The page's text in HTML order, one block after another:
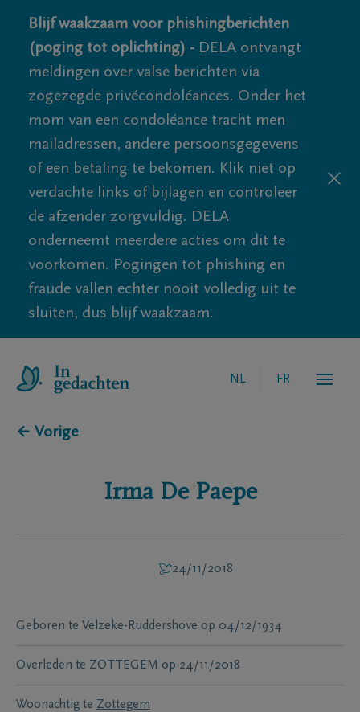
Blijf waakzaam voor phishingberichten
(poging tot oplichting) - DELA ontvangt
meldingen over valse berichten via
zogezegde privécondoléances. Onder het
mom van een condoléance tracht men
mailadressen, andere persoonsgegevens
of een betaling te bekomen. Klik niet op
verdachte links of bijlagen en controleer
de afzender zorgvuldig. DELA
onderneemt meerdere acties om dit te
voorkomen. Pogingen tot phishing en
fraude vallen echter nooit volledig uit te
sluiten, dus blijf waakzaam.
NL FR
← Vorige
Irma De Paepe
24/11/2018
Geboren te Velzeke-Ruddershove op 04/12/1934
Overleden te ZOTTEGEM op 24/11/2018
Woonachtig te Zottegem